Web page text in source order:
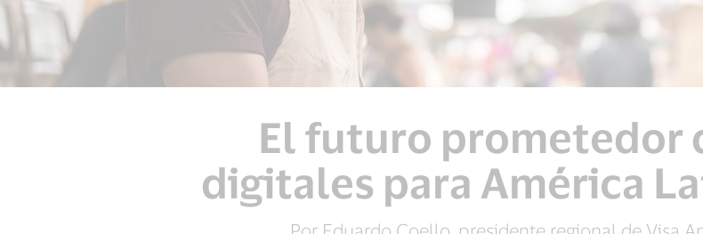
El futuro prometedor
digitales para América